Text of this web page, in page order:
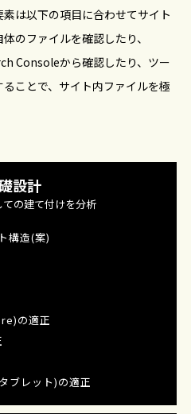
は以下の項目に合わせてサイト
のファイルを確認したり、
Consoleから確認したり、ツー
ことで、サイト内ファイルを極
設計
の建て付けを分析
構造(案)
の適正
ブレット)の適正